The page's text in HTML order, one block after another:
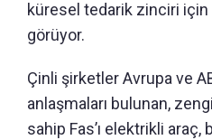
küresel tedarik zinciri için
görüyor.
Çinli şirketler Avrupa ve
anlaşmaları bulunan,
sahip Fas’ı elektrikli